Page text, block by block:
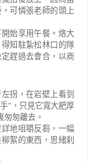
可憐張老師的頭上
始享用午餐。烙大
知駐紮松林口的隊
趕過去會合，以商
拐，在岩壁上看到
” ，只見它寬大肥厚
匆匆離去。
地咀嚼反芻，一幅
絮的東西，思緒刹